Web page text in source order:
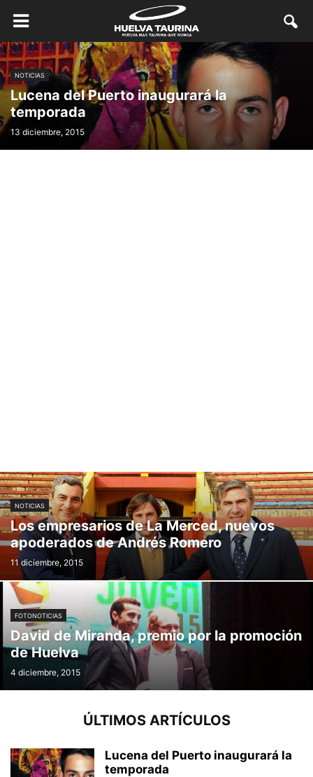
NOTICIAS
Lucena del Puerto inaugurará la
temporada
13 diciembre, 2015
NOTICIAS
Los empresarios de La Merced, nuevos
apoderados de Andrés Romero
11 diciembre, 2015
FOTONOTICIAS
David de Miranda, premio por la promoción
de Huelva
4 diciembre, 2015
ÚLTIMOS ARTÍCULOS
Lucena del Puerto inaugurará la
temporada